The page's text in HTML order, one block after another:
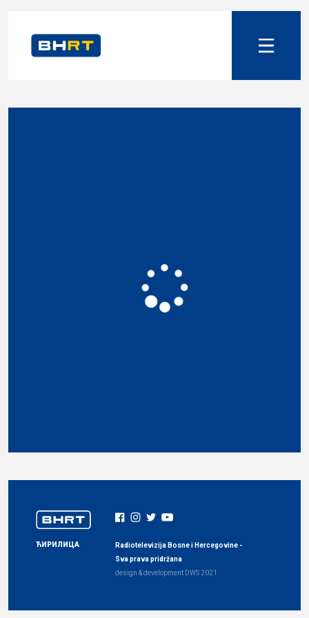
ЋИРИЛИЦА
Radiotelevizija Bosne i Hercegovine -
Sva prava pridržana
design & development DWS2021